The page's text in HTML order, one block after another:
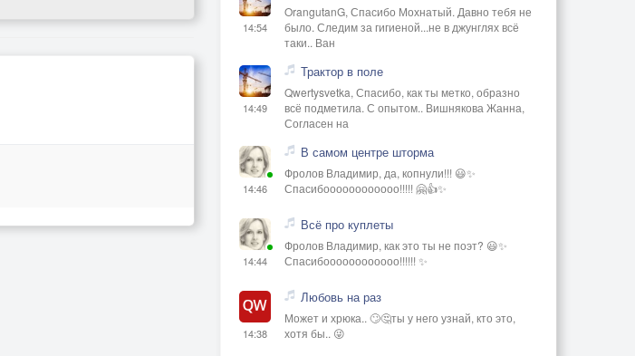
14:54
OrangutanG, Спасибо Мохнатый. Давно тебя не
было. Следим за гигиеной...не в джунглях всё
таки.. Ван
14:49
Трактор в поле
Qwertysvetka, Спасибо, как ты метко, образно
всё подметила. С опытом.. Вишнякова Жанна,
Согласен на
14:46
В самом центре шторма
Фролов Владимир, да, копнули!!! 😃✨
Спасибоооооооооооо!!!!! 🤗👍✨
14:44
Всё про куплеты
Фролов Владимир, как это ты не поэт? 😃✨
Спасибоооооооооооо!!!!!! ✨
14:38
Любовь на раз
Может и хрюка.. 🙄🤔ты у него узнай, кто это,
хотя бы.. 😜